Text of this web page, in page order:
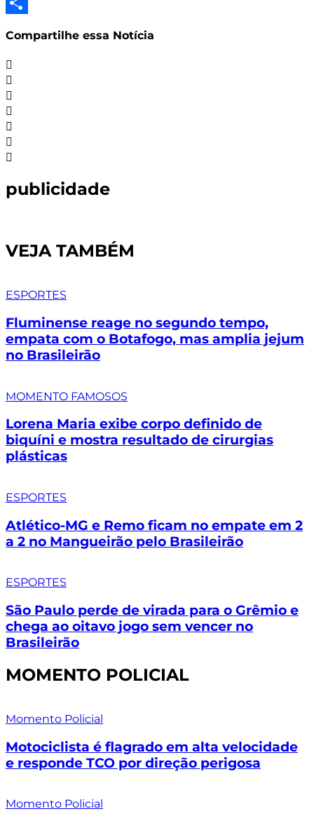
Compartilhe essa Notícia
publicidade
VEJA TAMBÉM
ESPORTES
Fluminense reage no segundo tempo,
empata com o Botafogo, mas amplia jejum
no Brasileirão
MOMENTO FAMOSOS
Lorena Maria exibe corpo definido de
biquíni e mostra resultado de cirurgias
plásticas
ESPORTES
Atlético-MG e Remo ficam no empate em 2
a 2 no Mangueirão pelo Brasileirão
ESPORTES
São Paulo perde de virada para o Grêmio e
chega ao oitavo jogo sem vencer no
Brasileirão
MOMENTO POLICIAL
Momento Policial
Motociclista é flagrado em alta velocidade
e responde TCO por direção perigosa
Momento Policial